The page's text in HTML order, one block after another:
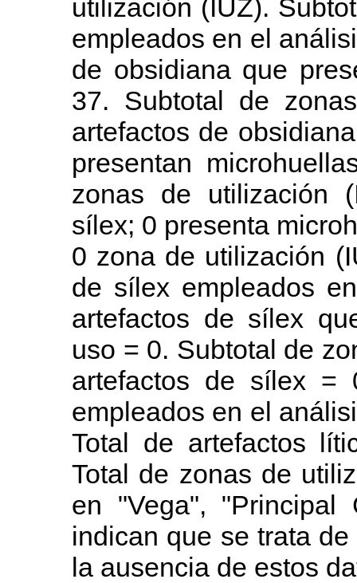
utilización (IUZ).
empleados en el
de obsidiana que
37. Subtotal de
artefactos de
presentan
zonas de utilización
sílex; 0 presenta
0 zona de utilización
de sílex empleados
artefactos de sílex
uso = 0. Subtotal de
artefactos de sílex =
empleados en el
Total de artefactos
Total de zonas de
en "Vega", "Principal
indican que se trata
la ausencia de estos